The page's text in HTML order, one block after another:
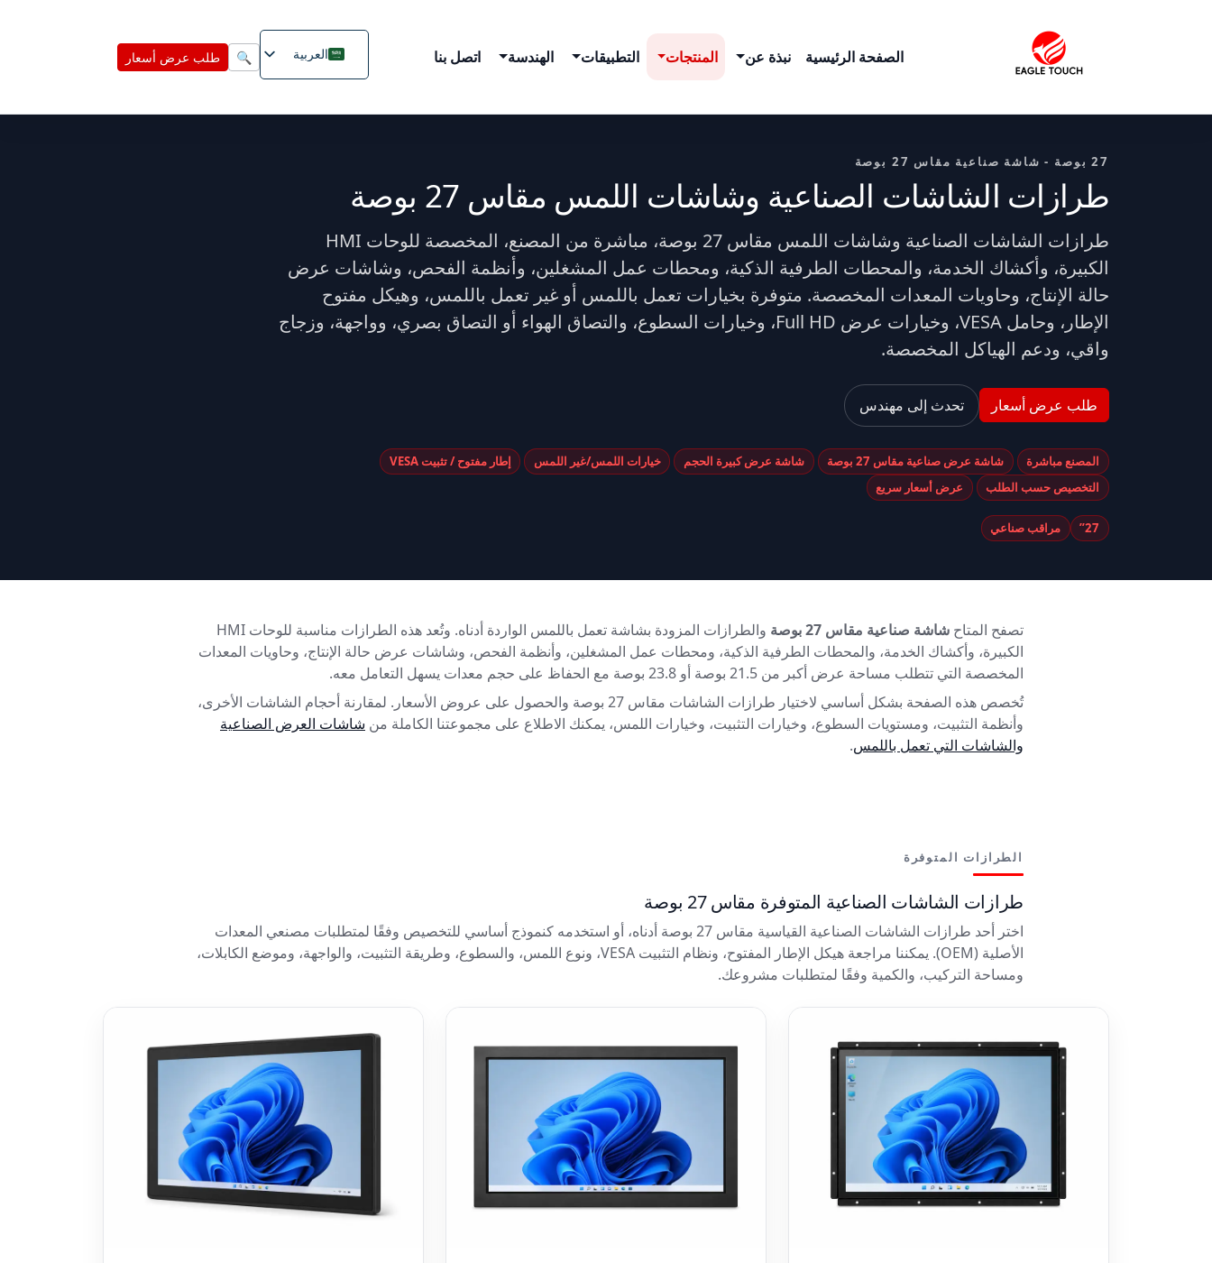
الصفحة الرئيسية نبذة عن المنتجات التطبيقات الهندسة اتصل بنا العربية 🔍 طلب عرض أسعار
27 بوصة - شاشة صناعية مقاس 27 بوصة
طرازات الشاشات الصناعية وشاشات اللمس مقاس 27 بوصة
طرازات الشاشات الصناعية وشاشات اللمس مقاس 27 بوصة، مباشرة من المصنع، المخصصة للوحات HMI
الكبيرة، وأكشاك الخدمة، والمحطات الطرفية الذكية، ومحطات عمل المشغلين، وأنظمة الفحص، وشاشات عرض
حالة الإنتاج، وحاويات المعدات المخصصة. متوفرة بخيارات تعمل باللمس أو غير تعمل باللمس، وهيكل مفتوح
الإطار، وحامل VESA، وخيارات عرض Full HD، وخيارات السطوع، والتصاق الهواء أو التصاق بصري، وواجهة، وزجاج
واقي، ودعم الهياكل المخصصة.
طلب عرض أسعار تحدث إلى مهندس
المصنع مباشرة شاشة عرض صناعية مقاس 27 بوصة شاشة عرض كبيرة الحجم خيارات اللمس/غير اللمس
إطار مفتوح / تثبيت VESA
التخصيص حسب الطلب
عرض أسعار سريع
27” مراقب صناعي
تصفح المتاح شاشة صناعية مقاس 27 بوصة
والطرازات المزودة بشاشة تعمل باللمس الواردة أدناه. وتُعد هذه الطرازات مناسبة للوحات HMI
الكبيرة، وأكشاك الخدمة، والمحطات الطرفية الذكية، ومحطات عمل المشغلين، وأنظمة الفحص، وشاشات عرض حالة الإنتاج، وحاويات المعدات
المخصصة التي تتطلب مساحة عرض أكبر من 21.5 بوصة أو 23.8 بوصة مع الحفاظ على حجم معدات يسهل التعامل معه.
تُخصص هذه الصفحة بشكل أساسي لاختيار طرازات الشاشات مقاس 27 بوصة والحصول على عروض الأسعار. لمقارنة أحجام الشاشات الأخرى،
وأنظمة التثبيت، ومستويات السطوع، وخيارات التثبيت، وخيارات اللمس، يمكنك الاطلاع على مجموعتنا الكاملة من شاشات العرض الصناعية
والشاشات التي تعمل باللمس.
الطرازات المتوفرة
طرازات الشاشات الصناعية المتوفرة مقاس 27 بوصة
اختر أحد طرازات الشاشات الصناعية القياسية مقاس 27 بوصة أدناه، أو استخدمه كنموذج أساسي للتخصيص وفقًا لمتطلبات مصنعي المعدات
الأصلية (OEM). يمكننا مراجعة هيكل الإطار المفتوح، ونظام التثبيت VESA، ونوع اللمس، والسطوع، وطريقة التثبيت، والواجهة، وموضع الكابلات،
ومساحة التركيب، والكمية وفقًا لمتطلبات مشروعك.